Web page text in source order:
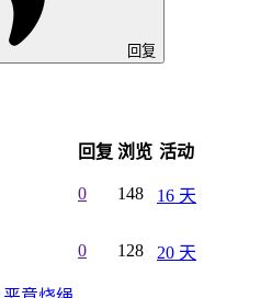
回复
回复 浏览 活动
0 148 16 天
0 128 20 天